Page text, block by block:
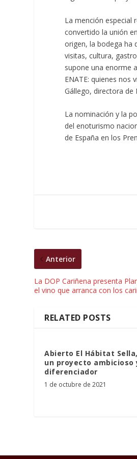
La mención especial
convertido la unión
origen, la bodega ha
visitas, cultura,
supone una enorme
ENATE: quienes nos
Gállego, directora de
La nominación y la
del enoturismo
de España en los
Anterior
La DOP Cariñena presenta
el vino que arranca con los
RELATED POSTS
Abierto El Hábitat Sella,
un proyecto ambicioso
diferenciador
1 de octubre de 2021